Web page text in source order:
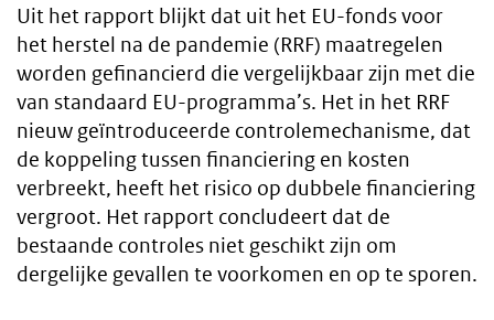
Uit het rapport blijkt dat uit het EU-fonds voor
het herstel na de pandemie (RRF) maatregelen
worden gefinancierd die vergelijkbaar zijn met die
van standaard EU-programma’s. Het in het RRF
nieuw geïntroduceerde controlemechanisme, dat
de koppeling tussen financiering en kosten
verbreekt, heeft het risico op dubbele financiering
vergroot. Het rapport concludeert dat de
bestaande controles niet geschikt zijn om
dergelijke gevallen te voorkomen en op te sporen.